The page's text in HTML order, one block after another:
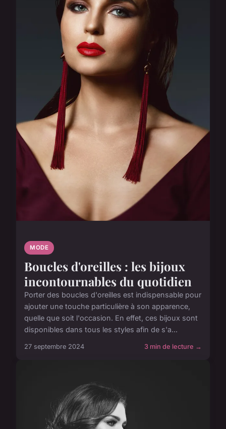
MODE
Boucles d'oreilles : les bijoux
incontournables du quotidien
Porter des boucles d'oreilles est indispensable pour
ajouter une touche particulière à son apparence,
quelle que soit l'occasion. En effet, ces bijoux sont
disponibles dans tous les styles afin de s'a...
27 septembre 2024 3 min de lecture →